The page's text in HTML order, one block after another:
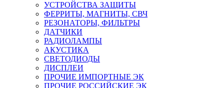
УСТРОЙСТВА ЗАЩИТЫ
ФЕРРИТЫ, МАГНИТЫ, СВЧ
РЕЗОНАТОРЫ, ФИЛЬТРЫ
ДАТЧИКИ
РАДИОЛАМПЫ
АКУСТИКА
СВЕТОДИОДЫ
ДИСПЛЕИ
ПРОЧИЕ ИМПОРТНЫЕ ЭК
ПРОЧИЕ РОССИЙСКИЕ ЭК